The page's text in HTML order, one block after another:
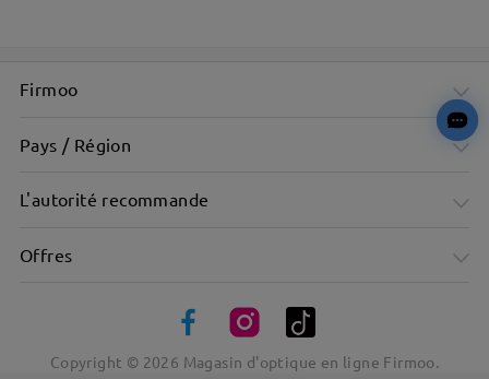
Disponible dans différentes couleurs tendances comme le
bleu nacré et le violet translucide.
Firmoo
Pays / Région
L'autorité recommande
Offres
Copyright © 2026 Magasin d'optique en ligne Firmoo.